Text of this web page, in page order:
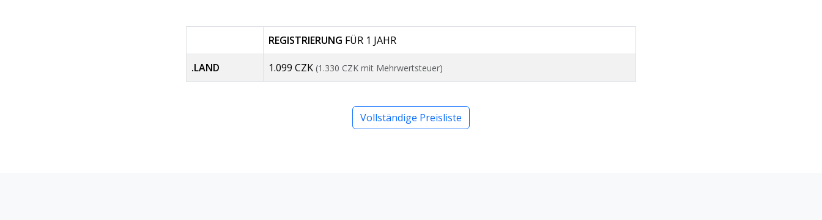
REGISTRIERUNG FÜR 1 JAHR
.LAND 1.099 CZK (1.330 CZK mit Mehrwertsteuer)
Vollständige Preisliste